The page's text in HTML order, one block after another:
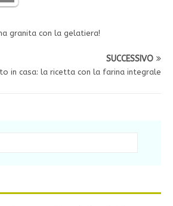
granita con la gelatiera!
SUCCESSIVO
in casa: la ricetta con la farina integrale